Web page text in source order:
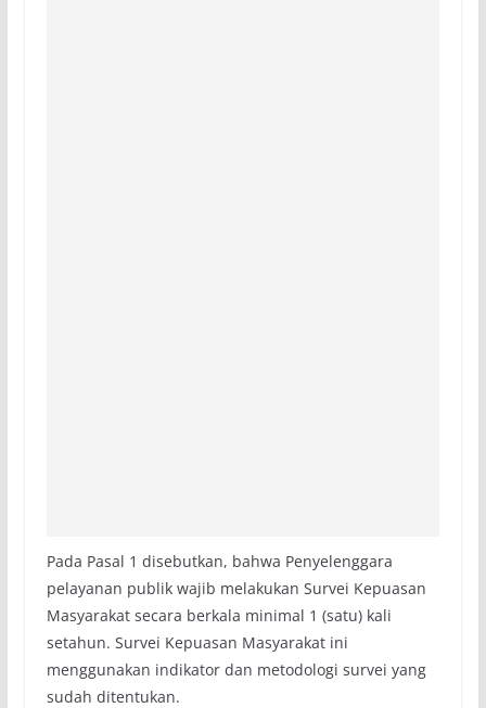
Pada Pasal 1 disebutkan, bahwa Penyelenggara
pelayanan publik wajib melakukan Survei Kepuasan
Masyarakat secara berkala minimal 1 (satu) kali
setahun. Survei Kepuasan Masyarakat ini
menggunakan indikator dan metodologi survei yang
sudah ditentukan.